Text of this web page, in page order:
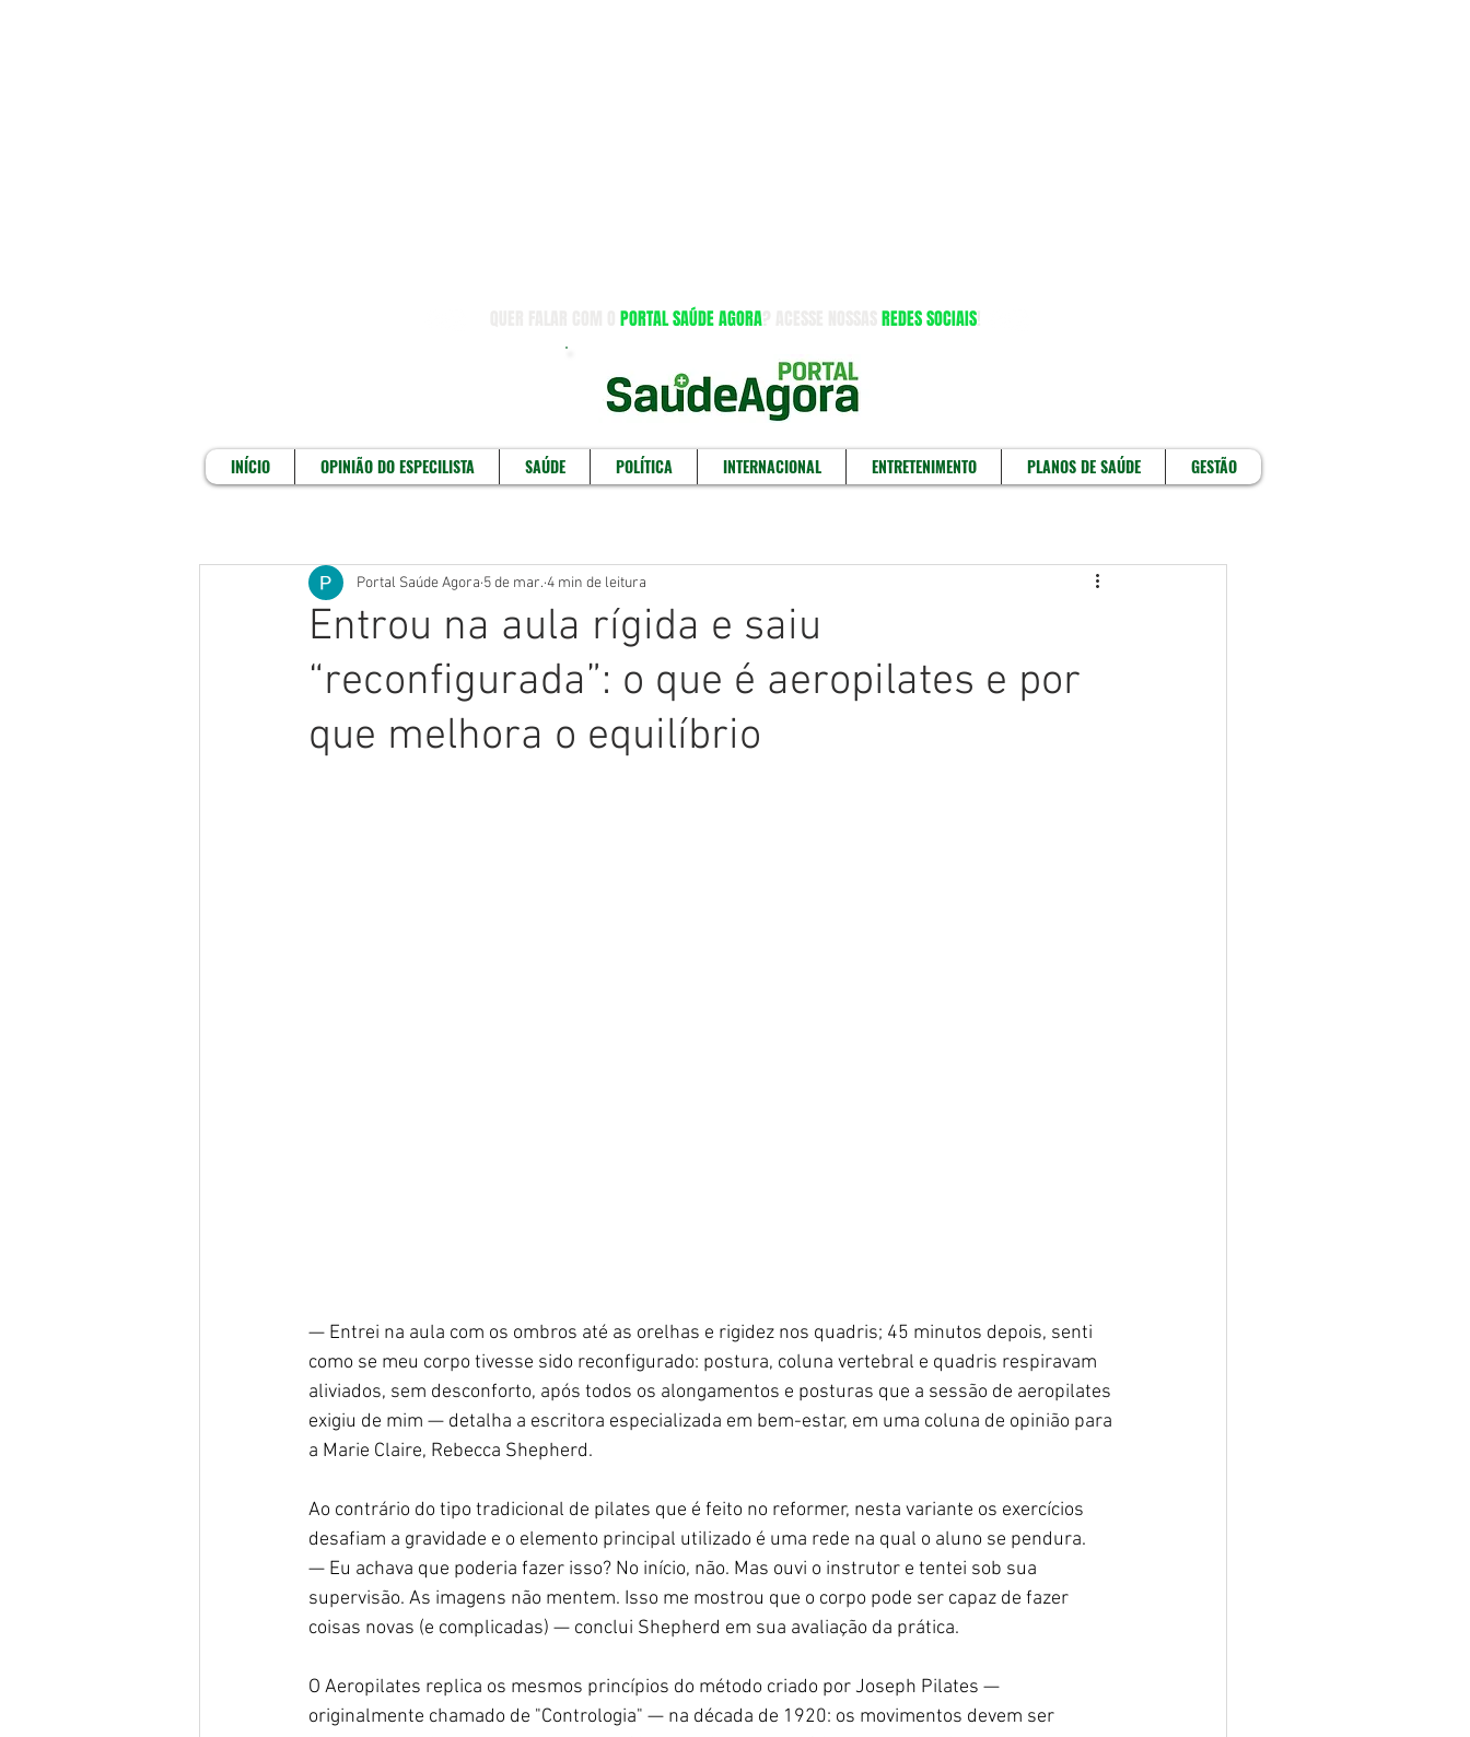
PORTAL SAÚDE AGORA? ACESSE NOSSAS REDES SOCIAIS!
INÍCIO
INÍCIO OPINIÃO DO ESPECILISTA SAÚDE POLÍTICA INTERNACIONAL ENTRETENIMENTO PLANOS DE SAÚDE GESTÃO
Entrou na aula rígida e saiu
“reconfigurada”: o que é aeropilates e por
que melhora o equilíbrio
Portal Saúde Agora 5 de mar. 4 min de leitura
— Entrei na aula com os ombros até as orelhas e rigidez nos quadris; 45 minutos depois, senti
como se meu corpo tivesse sido reconfigurado: postura, coluna vertebral e quadris respiravam
aliviados, sem desconforto, após todos os alongamentos e posturas que a sessão de aeropilates
exigiu de mim — detalha a escritora especializada em bem-estar, em uma coluna de opinião para
a Marie Claire, Rebecca Shepherd.
Ao contrário do tipo tradicional de pilates que é feito no reformer, nesta variante os exercícios
desafiam a gravidade e o elemento principal utilizado é uma rede na qual o aluno se pendura.
— Eu achava que poderia fazer isso? No início, não. Mas ouvi o instrutor e tentei sob sua
supervisão. As imagens não mentem. Isso me mostrou que o corpo pode ser capaz de fazer
coisas novas (e complicadas) — conclui Shepherd em sua avaliação da prática.
O Aeropilates replica os mesmos princípios do método criado por Joseph Pilates —
originalmente chamado de "Contrologia" — na década de 1920: os movimentos devem ser